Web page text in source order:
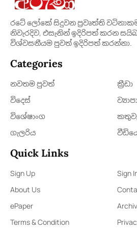
රටේ ලෝකේ සිදුවන ප්‍රවෘත්ති
නිවැරදිව, එසැනින් ඉදිරිපත් කරන
විශ්වසනීයම පුවත් ඉදිරිපත් කරන්නා.
Categories
නවතම පුවත්
ක්‍රී​ඩා
විදෙස්
විශේෂාංග
ගැලරිය
Quick Links
Sign Up
Sign
About Us
ePaper
Terms & Condition